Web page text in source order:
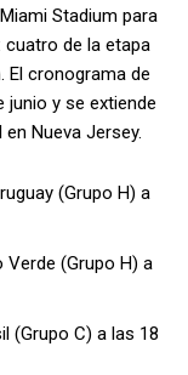
Stadium para
cuatro de la etapa
El cronograma de
junio y se extiende
Nueva Jersey.
(Grupo H) a
Verde (Grupo H) a
(Grupo C) a las 18